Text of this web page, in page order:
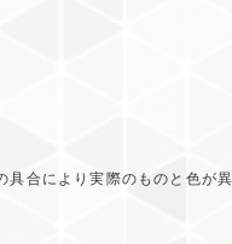
合により実際のものと色が